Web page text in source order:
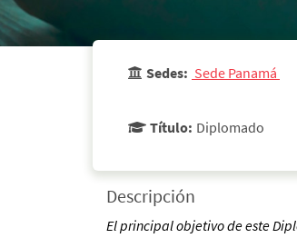
Sedes: Sede Panamá
Título: Diplomado
Descripción
El principal objetivo de este